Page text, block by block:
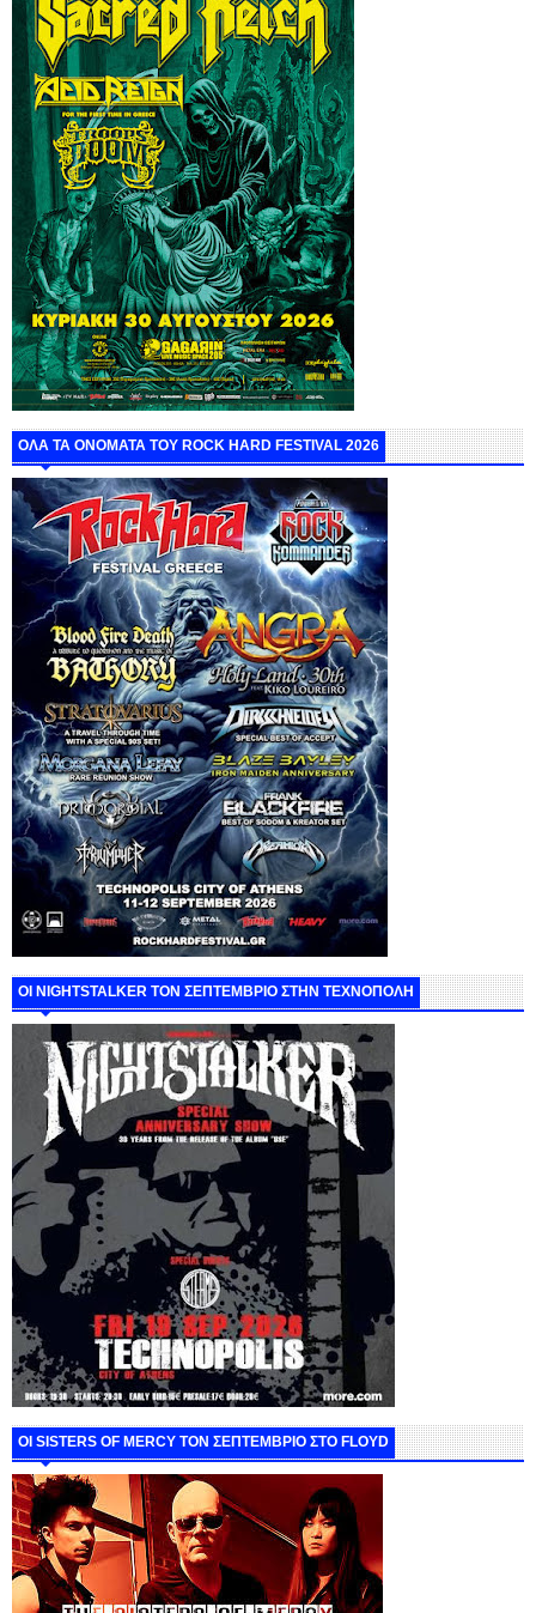
ΟΛΑ ΤΑ ΟΝΟΜΑΤΑ ΤΟΥ ROCK HARD FESTIVAL 2026
ΟΙ NIGHTSTALKER ΤΟΝ ΣΕΠΤΕΜΒΡΙΟ ΣΤΗΝ ΤΕΧΝΟΠΟΛΗ
ΟΙ SISTERS OF MERCY ΤΟΝ ΣΕΠΤΕΜΒΡΙΟ ΣΤΟ FLOYD